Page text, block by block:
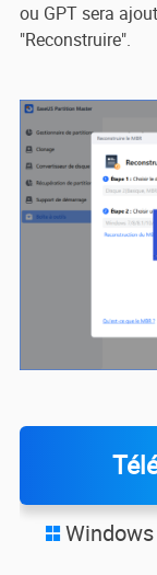
ou GPT sera
"Reconstruire".
